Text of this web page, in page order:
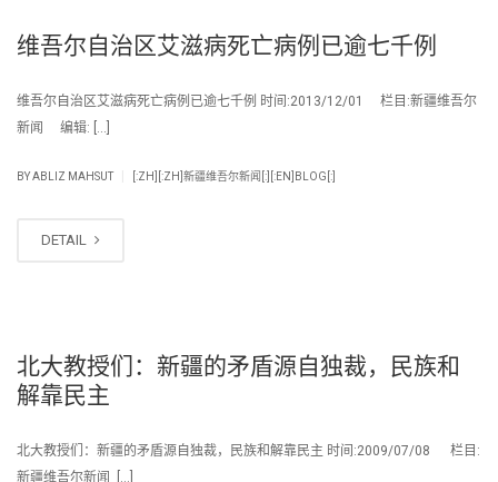
维吾尔自治区艾滋病死亡病例已逾七千例
维吾尔自治区艾滋病死亡病例已逾七千例 时间:2013/12/01 栏目:新疆维吾尔
新闻 编辑: […]
BYABLIZ MAHSUT [:ZH][:ZH]新疆维吾尔新闻[:][:EN]BLOG[:]
DETAIL
北大教授们：新疆的矛盾源自独裁，民族和
解靠民主
北大教授们：新疆的矛盾源自独裁，民族和解靠民主 时间:2009/07/08 栏目:
新疆维吾尔新闻 […]